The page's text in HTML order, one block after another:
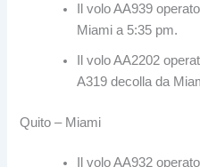
Il volo AA939
Miami a 5:35 pm.
Il volo AA2202
A319 decolla da
Quito – Miami
Il volo AA932